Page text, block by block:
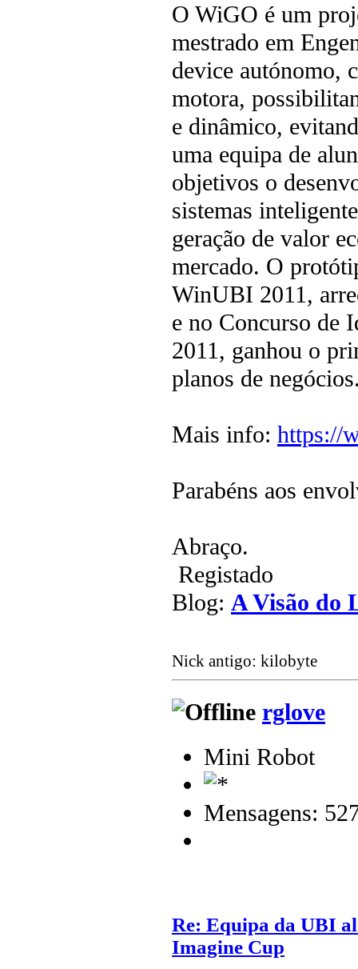
O WiGO é um
mestrado em
device autónomo,
motora,
e dinâmico,
uma equipa de
objetivos o
sistemas
geração de valor
mercado. O
WinUBI 2011,
e no Concurso de
2011, ganhou o
planos de
Mais info: https://
Parabéns aos
Abraço.
Registado
Blog: A Visão do
Nick antigo: kilobyte
rglove
Mini Robot
Mensagens:
Re: Equipa da UBI
Imagine Cup